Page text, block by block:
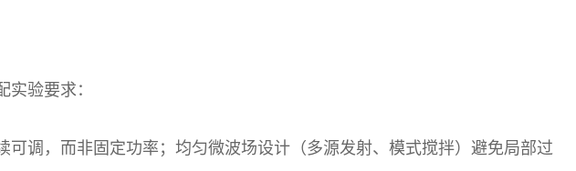
验要求：
可调，而非固定功率；均匀微波场设计（多源发射、模式搅拌）避免局部过